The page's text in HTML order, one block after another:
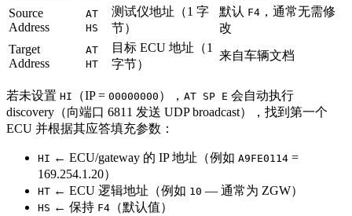
Source
Address
AT
HS
测试仪地址（1 字
节）
默认 F4 ，通常无需修
改
Target
Address
AT
HT
目标 ECU 地址（1
字节）
来自车辆文档
若未设置 HI （IP = 00000000 ）， AT SP E 会自动执行
discovery（向端口 6811 发送 UDP broadcast），找到第一个
ECU 并根据其应答填充参数：
HI ← ECU/gateway 的 IP 地址（例如 A9FE0114 =
169.254.1.20）
HT ← ECU 逻辑地址（例如 10 — 通常为 ZGW）
HS ← 保持 F4 （默认值）